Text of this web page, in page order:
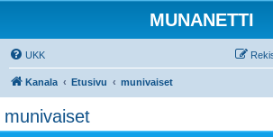
MUNANETTI
UKK
Kanala Etusivu munivaiset
munivaiset